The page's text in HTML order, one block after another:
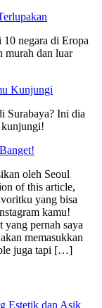
negara di Eropa
murah dan luar
Kunjungi
Surabaya? Ini dia
kunjungi!
oleh Seoul
of this article,
yang bisa
kamu!
yang pernah saya
memasukkan
juga tapi […]
Estetik dan Asik